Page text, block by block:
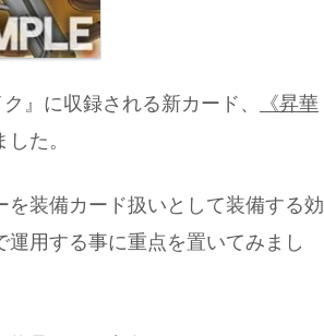
』に収録される新カード、
《昇華
た。
装備カード扱いとして装備する効
用する事に重点を置いてみまし